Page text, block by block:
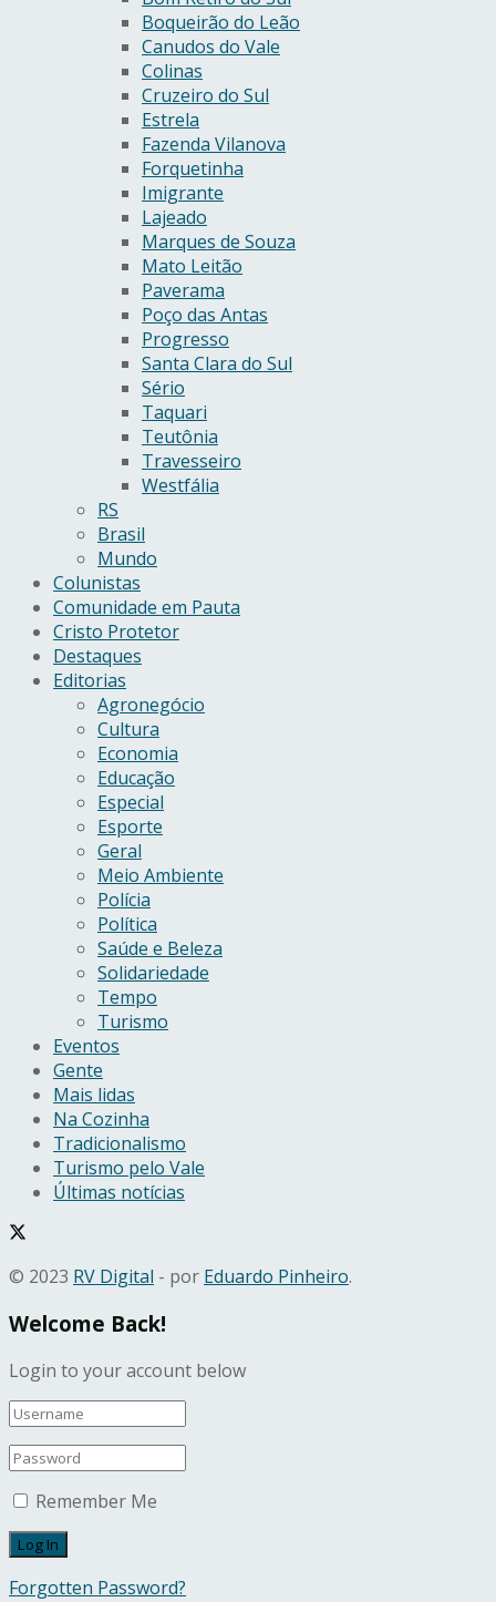
Boqueirão do Leão
Canudos do Vale
Colinas
Cruzeiro do Sul
Estrela
Fazenda Vilanova
Forquetinha
Imigrante
Lajeado
Marques de Souza
Mato Leitão
Paverama
Poço das Antas
Progresso
Santa Clara do Sul
Sério
Taquari
Teutônia
Travesseiro
Westfália
RS
Brasil
Mundo
Colunistas
Comunidade em Pauta
Cristo Protetor
Destaques
Editorias
Agronegócio
Cultura
Economia
Educação
Especial
Esporte
Geral
Meio Ambiente
Polícia
Política
Saúde e Beleza
Solidariedade
Tempo
Turismo
Eventos
Gente
Mais lidas
Na Cozinha
Tradicionalismo
Turismo pelo Vale
Últimas notícias
© 2023 RV Digital - por Eduardo Pinheiro.
Welcome Back!
Login to your account below
Remember Me
Forgotten Password?